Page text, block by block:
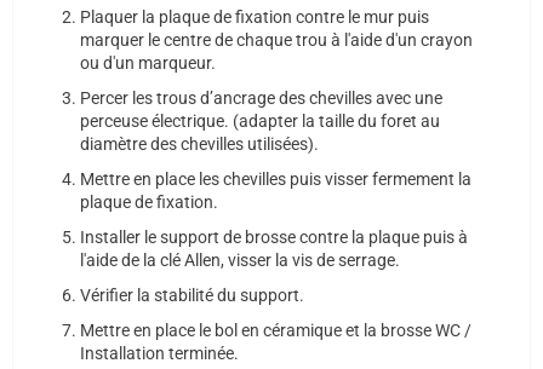
Plaquer la plaque de fixation contre le mur puis
marquer le centre de chaque trou à l'aide d'un crayon
ou d'un marqueur.
Percer les trous d’ancrage des chevilles avec une
perceuse électrique. (adapter la taille du foret au
diamètre des chevilles utilisées).
Mettre en place les chevilles puis visser fermement la
plaque de fixation.
Installer le support de brosse contre la plaque puis à
l'aide de la clé Allen, visser la vis de serrage.
Vérifier la stabilité du support.
Mettre en place le bol en céramique et la brosse WC /
Installation terminée.